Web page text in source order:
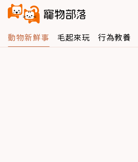
動物新鮮事 毛起來玩 行為教養